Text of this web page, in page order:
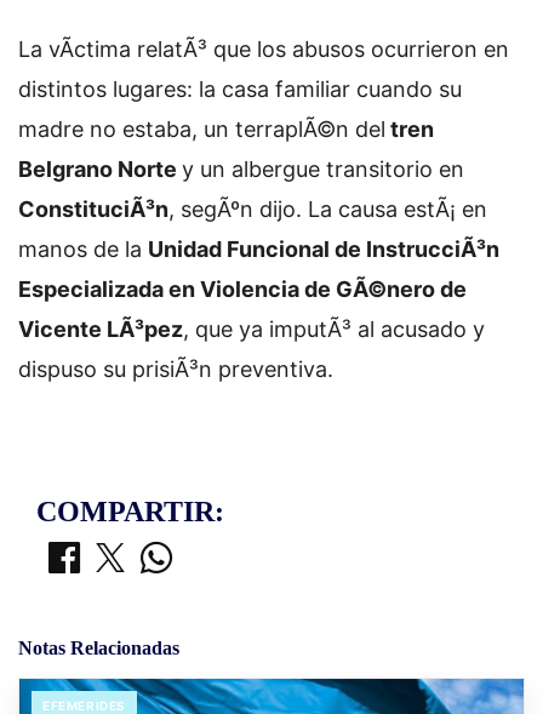
La vÃ­ctima relatÃ³ que los abusos ocurrieron en
distintos lugares: la casa familiar cuando su
madre no estaba, un terraplÃ©n del tren
Belgrano Norte y un albergue transitorio en
ConstituciÃ³n, segÃºn dijo. La causa estÃ¡ en
manos de la Unidad Funcional de InstrucciÃ³n
Especializada en Violencia de GÃ©nero de
Vicente LÃ³pez, que ya imputÃ³ al acusado y
dispuso su prisiÃ³n preventiva.
COMPARTIR:
Notas Relacionadas
EFEMERIDES